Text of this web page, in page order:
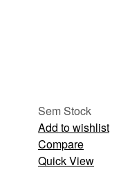
Sem Stock
Add to wishlist
Compare
Quick View